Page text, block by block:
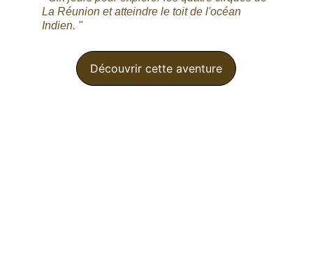
La Réunion et atteindre le toit de l'océan
Indien. "
Découvrir cette aventure